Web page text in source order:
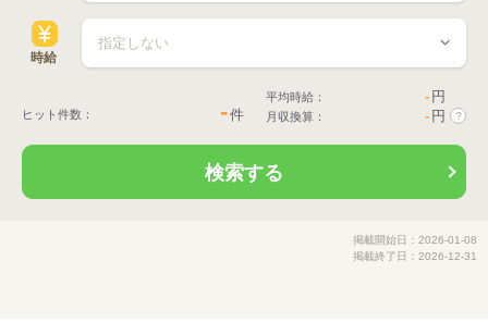
時給
ヒット件数： -件
平均時給： - 円
月収換算： - 円 ?
検索する
掲載開始日：2026-01-08
掲載終了日：2026-12-31